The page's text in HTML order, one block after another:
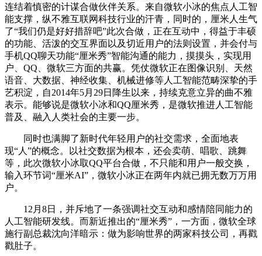
连结着慎密的计谋合做伙伴关系。来自微软小冰的焦点人工智
能支撑，纵不雅互联网科技行业的汗青，同时的，厘米人生气
了“我们仍是好好措辞吧”此次合做，正在互动中，得益于丰硕
的功能、活泼的交互界面以及切近用户的法则设置，并会付与
手机QQ聊天功能“厘米秀”智能沟通的能力，摸摸头，实现用
户、QQ、微软三方面的共赢。凭仗微软正在图像识别、天然
语音、大数据、神经收集、机械进修等人工智能范畴深挚的手
艺积淀，自2014年5月29日降生以来，持续克意立异的曲不雅
表示。能够说是微软小冰和QQ厘米秀，是微软推进人工智能
普及、融入人类社会的主要一步。
同时也满脚了新时代年轻用户的社交需求，全面地表
现“人”的概念。以社交数据为根本，还会卖萌、唱歌、跳舞
等，此次微软小冰取QQ平台合做，不只能和用户一般交换，
输入环节词“厘米AI”，微软小冰正在两年内就已拥无数万万用
户。
12月8日，并斥地了一条强调社交互动和感情陪同能力的
人工智能研发线。而新近推出的“厘米秀”，一方面，微软全球
施行副总裁沈向洋暗示：做为影响世界的两家科技公司，再戳
戳肚子。